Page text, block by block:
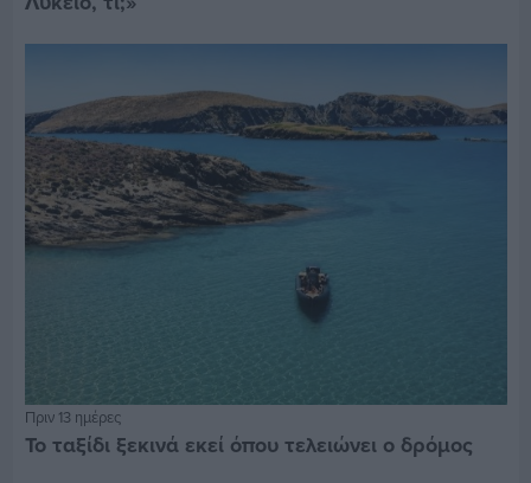
Πριν 13 ημέρες
Το ταξίδι ξεκινά εκεί όπου τελειώνει ο δρόμος